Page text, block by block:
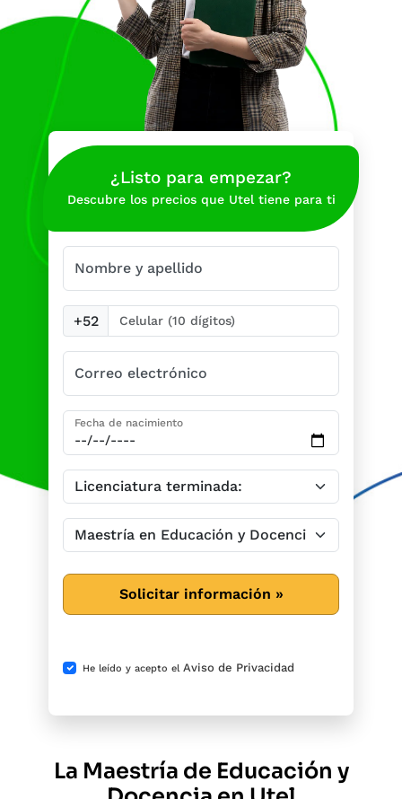
¿Listo para empezar?
Descubre los precios que Utel tiene para ti
Nombre y apellido
+52
Correo electrónico
Fecha de nacimiento
Solicitar información »
He leído y acepto el Aviso de Privacidad
La Maestría de Educación y